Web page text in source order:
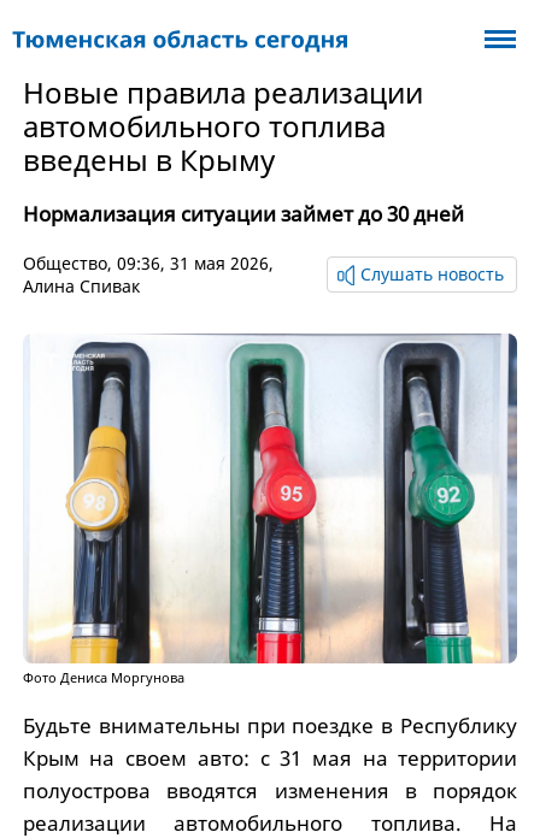
Новые правила реализации
автомобильного топлива
введены в Крыму
Нормализация ситуации займет до 30 дней
Общество, 09:36, 31 мая 2026,
Алина Спивак
Слушать новость
Фото Дениса Моргунова
Будьте внимательны при поездке в Республику
Крым на своем авто: с 31 мая на территории
полуострова вводятся изменения в порядок
реализации автомобильного топлива. На